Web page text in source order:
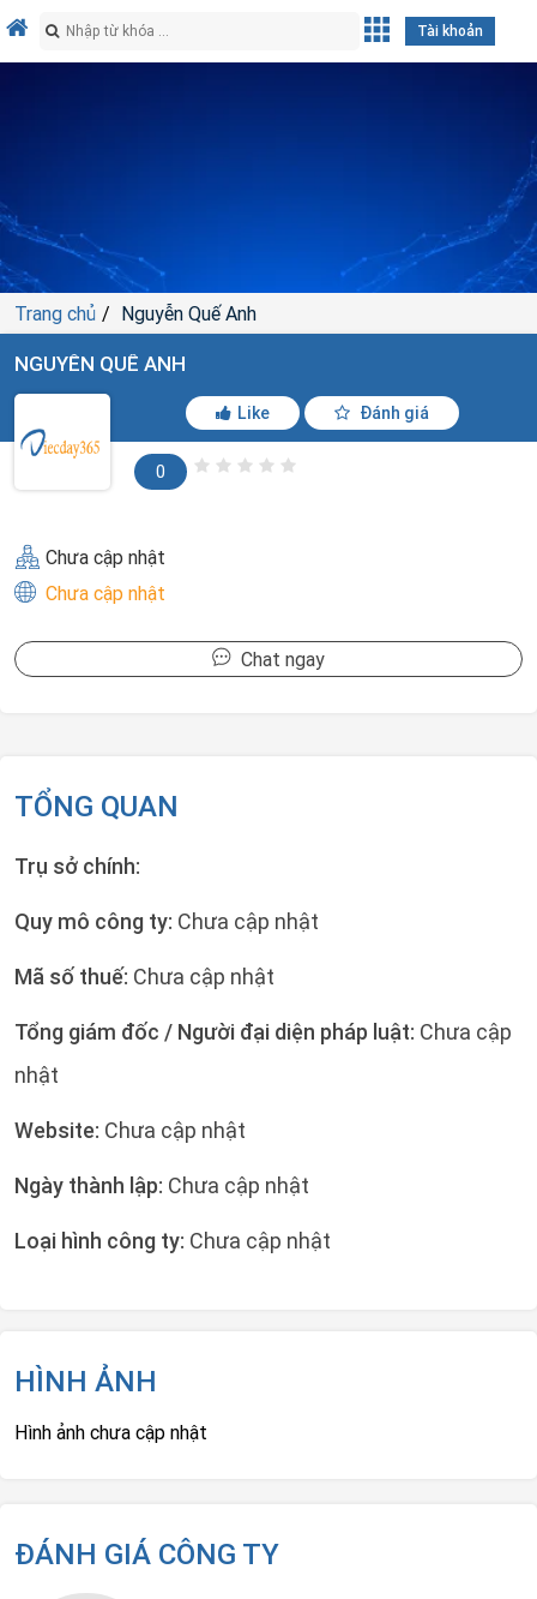
Tài khoản
Trang chủ Nguyễn Quế Anh
NGUYỄN QUẾ ANH
Like Đánh giá
0
Chưa cập nhật
Chưa cập nhật
Chat ngay
TỔNG QUAN
Trụ sở chính:
Quy mô công ty: Chưa cập nhật
Mã số thuế: Chưa cập nhật
Tổng giám đốc / Người đại diện pháp luật: Chưa cập
nhật
Website: Chưa cập nhật
Ngày thành lập: Chưa cập nhật
Loại hình công ty: Chưa cập nhật
HÌNH ẢNH
Hình ảnh chưa cập nhật
ĐÁNH GIÁ CÔNG TY